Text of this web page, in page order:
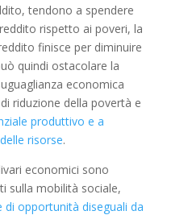
tendono a spendere
rispetto ai poveri, la
finisce per diminuire
quindi ostacolare la
economica
riduzione della povertà e
produttivo e a
risorse.
economici sono
sulla mobilità sociale,
di opportunità diseguali da